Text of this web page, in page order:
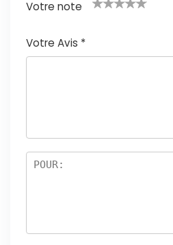
Votre note
t
5
s
5
Votre Avis *